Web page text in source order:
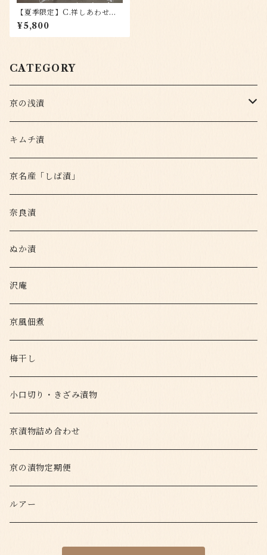
【夏季限定】C.祥しあわせセ
ット
¥5,800
CATEGORY
京の浅漬
定番
変わり種
キムチ漬
京名産「しば漬」
奈良漬
ぬか漬
沢庵
京風佃煮
梅干し
小口切り・きざみ漬物
京漬物詰め合わせ
京の漬物定期便
ルアー